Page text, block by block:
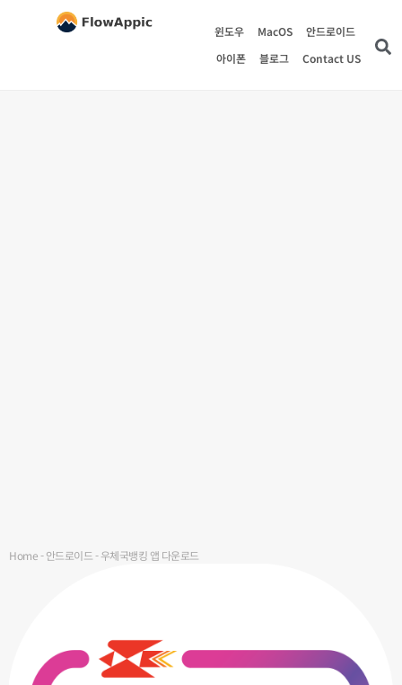
윈도우 MacOS
안드로이드
아이폰
블로그 Contact US
Home-안드로이드-우체국뱅킹 앱 다운로드